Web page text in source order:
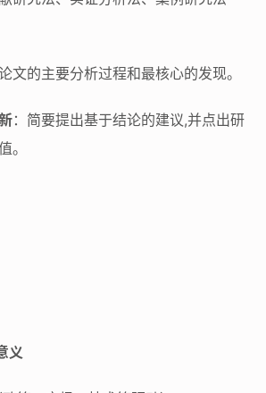
文的主要分析过程和最核心的发现。
：简要提出基于结论的建议,并点出研
。
义